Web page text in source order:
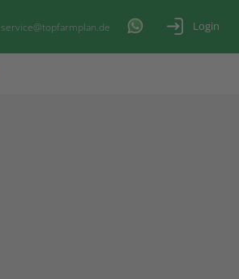
service@topfarmplan.de Login